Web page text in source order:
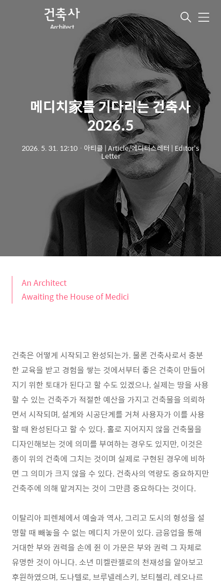
메
메디치家를 기다리는 건축사
2026.5
2026. 5. 31. 12:10 ㆍ 아티클 | Article/에디터스레터 | Editor's
Letter
An Architect
Awaiting the House of Medici
건축은 어떻게 시작되고 완성되는가. 물론 건축사로서 충분
한 교육을 받고 경험을 쌓는 것에서부터 좋은 건축이 만들어
지기 위한 토대가 된다고 할 수도 있겠으나, 실제는 땅을 사용
할 수 있는 건축주가 적절한 예산을 가지고 건축물을 의뢰하
면서 시작되며, 설계와 시공단계를 거쳐 사용자가 이를 사용
할 때 완성된다고 할 수 있다. 홀로 지어지지 않을 건축물을
디자인해보는 것에 의미를 부여하는 경우도 있지만, 이것은
종이 위의 건축에 그치는 것이며 실제로 구현된 경우에 비하
면 그 의미가 크지 않을 수 있다. 건축사의 역량도 중요하지만
건축주에 의해 맡겨지는 것이 그만큼 중요하다는 것이다.
이탈리아 피렌체에서 예술과 역사, 그리고 도시의 형성을 설
명할 때 빼놓을 수 없는 메디치 가문이 있다. 금융업을 통해
거대한 부와 권력을 손에 쥔 이 가문은 부와 권력 그 자체로
유명한 것이 아니다. 소년 미켈란젤로의 천재성을 알아보고
후원하였으며, 도나텔로, 브루넬레스키, 보티첼리, 레오나르